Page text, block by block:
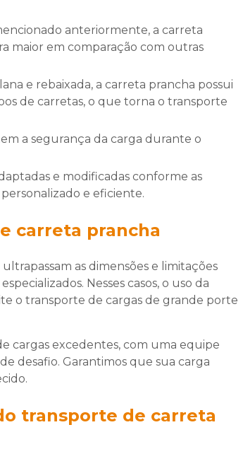
maior em comparação com outras
de carretas, o que torna o transporte
e eficiente.
carreta prancha
ultrapassam as dimensões e limitações
Nesses casos, o uso da
o transporte de cargas de grande porte
cargas excedentes, com uma equipe
desafio. Garantimos que sua carga
transporte de carreta